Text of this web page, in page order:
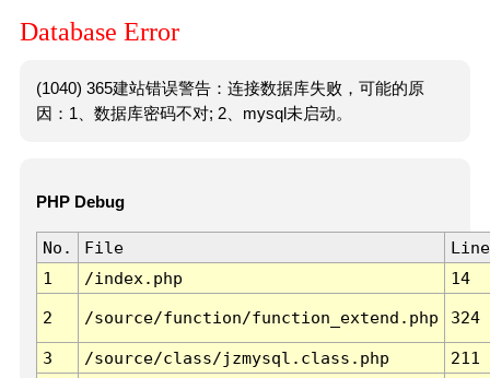
Database Error
(1040) 365建站错误警告：连接数据库失败，可能的原
因：1、数据库密码不对; 2、mysql未启动。
PHP Debug
No. File
Line
1
/index.php 14
2 /source/function/function_extend.php 324
3 /source/class/jzmysql.class.php
211